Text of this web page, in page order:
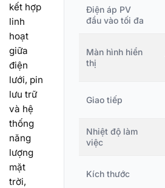
kết hợp
linh
hoạt
giữa
điện
lưới, pin
lưu trữ
và hệ
thống
năng
lượng
mặt
trời,
Điện áp PV
đầu vào tối đa
Màn hình hiển
thị
Giao tiếp
Nhiệt độ làm
việc
Kích thước